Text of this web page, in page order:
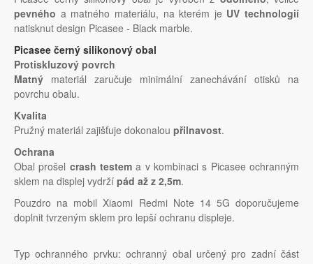
pevného a matného materiálu, na kterém je UV technologií
natisknut design Picasee - Black marble.
Picasee černý silikonový obal
Protiskluzový povrch
Matný materiál zaručuje minimální zanechávání otisků na
povrchu obalu.
Kvalita
Pružný materiál zajišťuje dokonalou přilnavost.
Ochrana
Obal prošel crash testem a v kombinaci s Picasee ochranným
sklem na displej vydrží pád až z 2,5m.
Pouzdro na mobil Xiaomi Redmi Note 14 5G doporučujeme
doplnit tvrzeným sklem pro lepší ochranu displeje.
Typ ochranného prvku: ochranný obal určený pro zadní část